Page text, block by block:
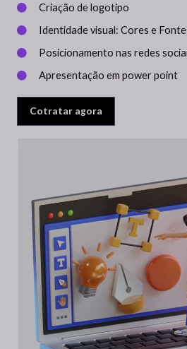
Criação de logotipo
Identidade visual: Cores e
Posicionamento nas redes
Apresentação em power point
Cotratar agora